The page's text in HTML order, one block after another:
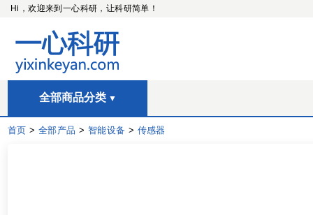
Hi，欢迎来到一心科研，让科研简单！
全部商品分类
首页 >全部产品 > 智能设备 > 传感器